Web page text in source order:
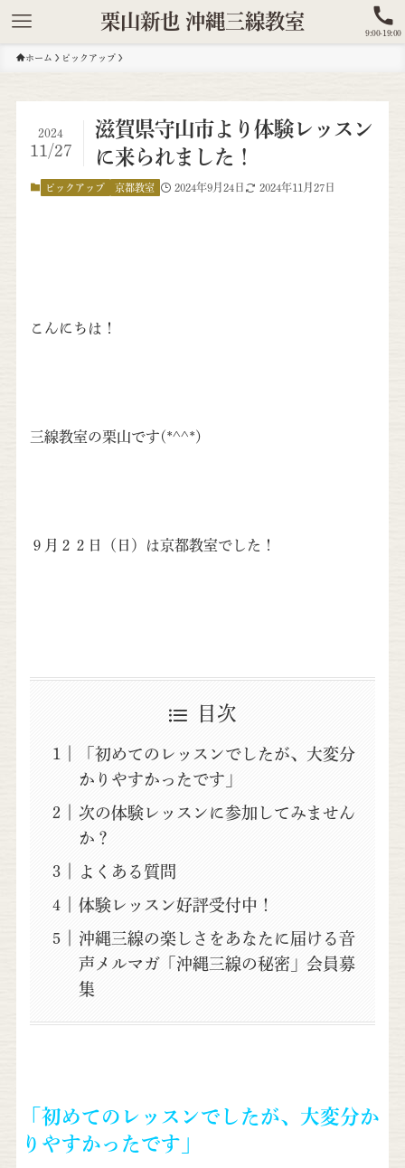
栗山新也 沖縄三線教室
9:00-19:00
ホーム ピックアップ
滋賀県守山市より体験レッスン
に来られました！
2024
11/27
ピックアップ 京都教室 2024年9月24日 2024年11月27日
こんにちは！
三線教室の栗山です(*^^*)
９月２２日（日）は京都教室でした！
目次
「初めてのレッスンでしたが、大変分
かりやすかったです」
次の体験レッスンに参加してみません
か？
よくある質問
体験レッスン好評受付中！
沖縄三線の楽しさをあなたに届ける音
声メルマガ「沖縄三線の秘密」会員募
集
「初めてのレッスンでしたが、大変分か
りやすかったです」